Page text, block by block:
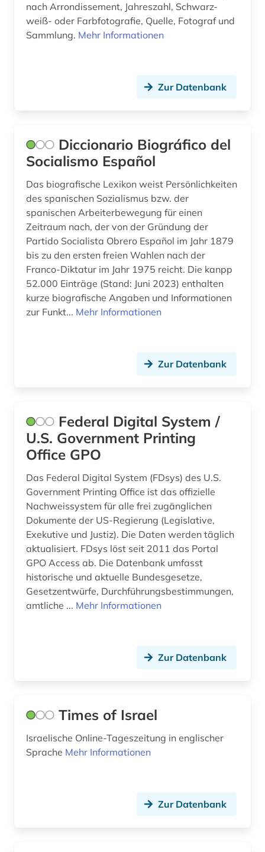
lateinamerika (4)
latino studies (1)
literatur (8)
london (1)
luftwaffe (1)
länderkunde (2)
malaysia (2)
management (1)
mandschuren (1)
marktdaten (1)
menschenrechte (1)
migration (1)
militär (1)
militärwesen (1)
mission (1)
mitarbeiterführung (1)
mittelamerika (1)
mittelmeer (1)
musik (2)
musikwissenschaft (1)
nach Arrondissement, Jahreszahl, Schwarz-
weiß- oder Farbfotografie, Quelle, Fotograf und
Sammlung. Mehr Informationen
Zur Datenbank
Diccionario Biográfico del
Socialismo Español
Das biografische Lexikon weist Persönlichkeiten
des spanischen Sozialismus bzw. der
spanischen Arbeiterbewegung für einen
Zeitraum nach, der von der Gründung der
Partido Socialista Obrero Español im Jahr 1879
bis zu den ersten freien Wahlen nach der
Franco-Diktatur im Jahr 1975 reicht. Die kanpp
52.000 Einträge (Stand: Juni 2023) enthalten
kurze biografische Angaben und Informationen
zur Funkt... Mehr Informationen
Zur Datenbank
Federal Digital System /
U.S. Government Printing
Office GPO
Das Federal Digital System (FDsys) des U.S.
Government Printing Office ist das offizielle
Nachweissystem für alle frei zugänglichen
Dokumente der US-Regierung (Legislative,
Exekutive und Justiz). Die Daten werden täglich
aktualisiert. FDsys löst seit 2011 das Portal
GPO Access ab. Die Datenbank umfasst
historische und aktuelle Bundesgesetze,
Gesetzentwürfe, Durchführungsbestimmungen,
amtliche ... Mehr Informationen
Zur Datenbank
Times of Israel
Israelische Online-Tageszeitung in englischer
Sprache Mehr Informationen
Zur Datenbank